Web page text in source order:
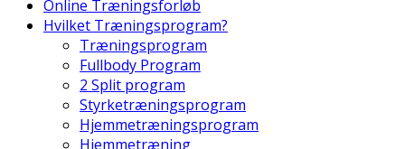
Online Træningsforløb
Hvilket Træningsprogram?
Træningsprogram
Fullbody Program
2 Split program
Styrketræningsprogram
Hjemmetræningsprogram
Hjemmetræning